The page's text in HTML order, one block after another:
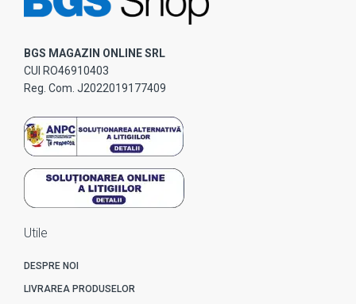
BGS MAGAZIN ONLINE SRL
CUI RO46910403
Reg. Com. J2022019177409
Utile
DESPRE NOI
LIVRAREA PRODUSELOR